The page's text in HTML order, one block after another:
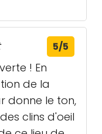
5/5
! En
de la
donne le ton,
clins d'oeil